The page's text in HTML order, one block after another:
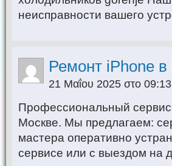
неисправности вашего
Ремонт iPhone
21 Μαΐου 2025 στο 09:13
Профессиональный
Москве. Мы предлагаем:
мастера оперативно
сервисе или с выездом на